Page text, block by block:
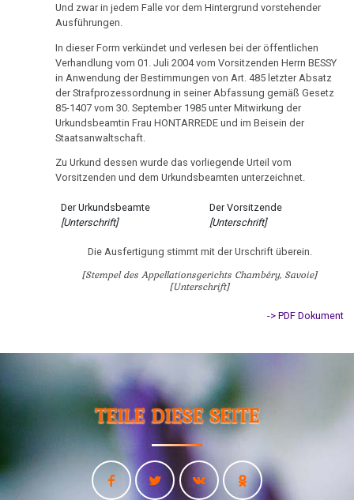
Und zwar in jedem Falle vor dem Hintergrund vorstehender
Ausführungen.
In dieser Form verkündet und verlesen bei der öffentlichen
Verhandlung vom 01. Juli 2004 vom Vorsitzenden Herrn BESSY
in Anwendung der Bestimmungen von Art. 485 letzter Absatz
der Strafprozessordnung in seiner Abfassung gemäß Gesetz
85-1407 vom 30. September 1985 unter Mitwirkung der
Urkundsbeamtin Frau HONTARREDE und im Beisein der
Staatsanwaltschaft.
Zu Urkund dessen wurde das vorliegende Urteil vom
Vorsitzenden und dem Urkundsbeamten unterzeichnet.
Der Urkundsbeamte
[Unterschrift]
Der Vorsitzende
[Unterschrift]
Die Ausfertigung stimmt mit der Urschrift überein.
[Stempel des Appellationsgerichts Chambéry, Savoie]
[Unterschrift]
-> PDF Dokument
TEILE DIESE SEITE